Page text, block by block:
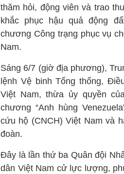
thăm hỏi, động viên và trao
khắc phục hậu quả động
chương Công trạng phục vụ
Nam.
Sáng 6/7 (giờ địa phương),
lệnh Vệ binh Tổng thống,
Việt Nam, thừa ủy quyền
chương “Anh hùng
cứu hộ (CNCH) Việt Nam và
đoàn.
Đây là lần thứ ba Quân đội
dân Việt Nam cử lực lượng,